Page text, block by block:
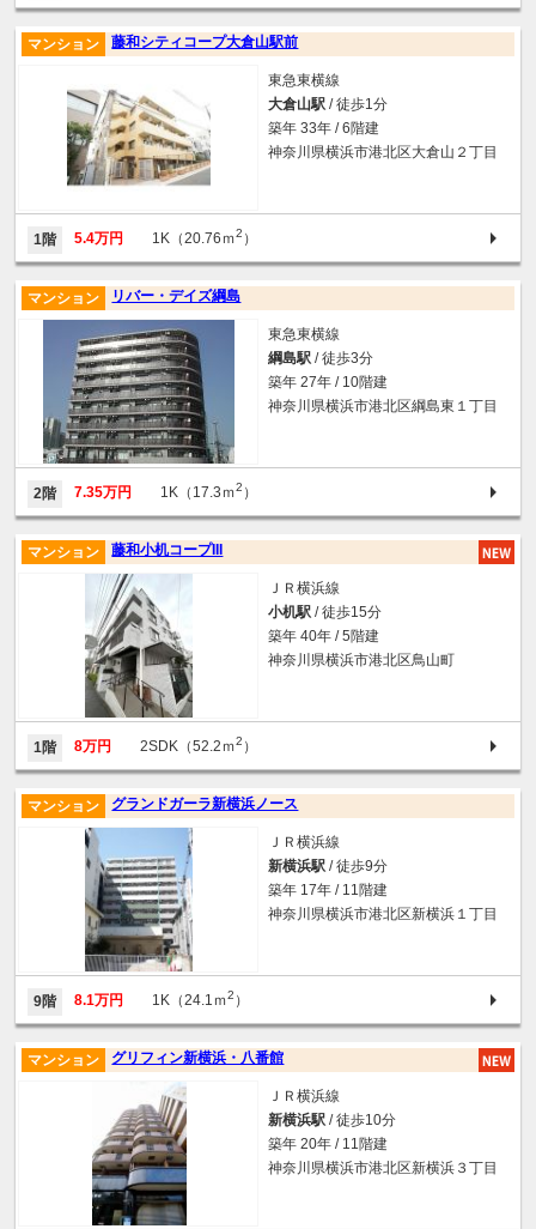
藤和シティコープ大倉山駅前
マンション
東急東横線
大倉山駅 / 徒歩1分
築年 33年 / 6階建
神奈川県横浜市港北区大倉山２丁目
1階 5.4万円 1K（20.76ｍ2 ）
リバー・デイズ綱島
マンション
東急東横線
綱島駅 / 徒歩3分
築年 27年 / 10階建
神奈川県横浜市港北区綱島東１丁目
2階 7.35万円 1K（17.3ｍ2 ）
藤和小机コープIII
マンション
ＪＲ横浜線
小机駅 / 徒歩15分
築年 40年 / 5階建
神奈川県横浜市港北区鳥山町
1階 8万円 2SDK（52.2ｍ2 ）
グランドガーラ新横浜ノース
マンション
ＪＲ横浜線
新横浜駅 / 徒歩9分
築年 17年 / 11階建
神奈川県横浜市港北区新横浜１丁目
9階 8.1万円 1K（24.1ｍ2 ）
グリフィン新横浜・八番館
マンション
ＪＲ横浜線
新横浜駅 / 徒歩10分
築年 20年 / 11階建
神奈川県横浜市港北区新横浜３丁目